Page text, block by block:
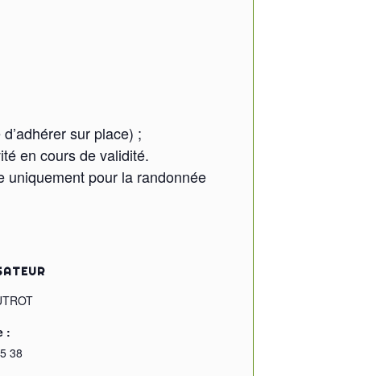
sur place) ;
en cours de validité.
uniquement pour la randonnée
:
38